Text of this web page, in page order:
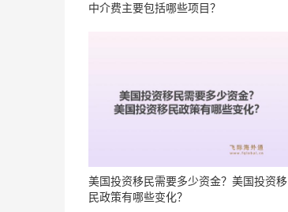
中介费主要包括哪些项目？
美国投资移民需要多少资金？美国投资移
民政策有哪些变化？